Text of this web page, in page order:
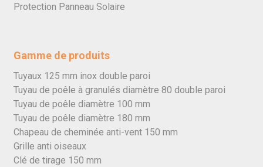
Protection Panneau Solaire
Gamme de produits
Tuyaux 125 mm inox double paroi
Tuyau de poêle à granulés diamètre 80 double paroi
Tuyau de poêle diamètre 100 mm
Tuyau de poêle diamètre 180 mm
Chapeau de cheminée anti-vent 150 mm
Grille anti oiseaux
Clé de tirage 150 mm